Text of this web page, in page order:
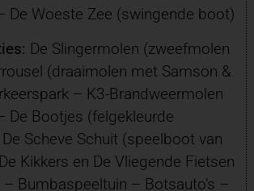
De Woeste Zee (swingende boot)
De Slingermolen (zweefmolen
(draaimolen met Samson &
– K3-Brandweermolen
De Bootjes (felgekleurde
Scheve Schuit (speelboot van
Kikkers en De Vliegende Fietsen
Bumbaspeeltuin – Botsauto’s –